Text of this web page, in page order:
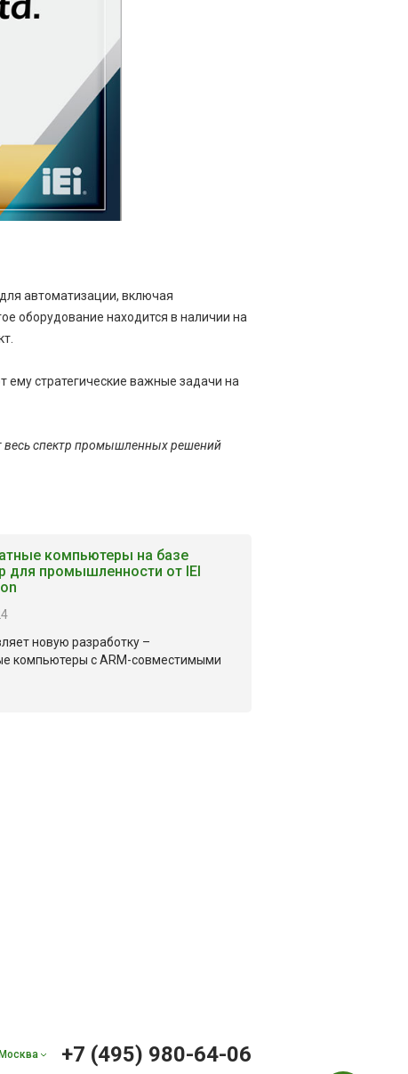
автоматизации, включая
оборудование находится в наличии на
стратегические важные задачи на
весь спектр промышленных решений
компьютеры на базе
для промышленности от IEI
новую разработку –
компьютеры с ARM-совместимыми
+7 (495) 980-64-06